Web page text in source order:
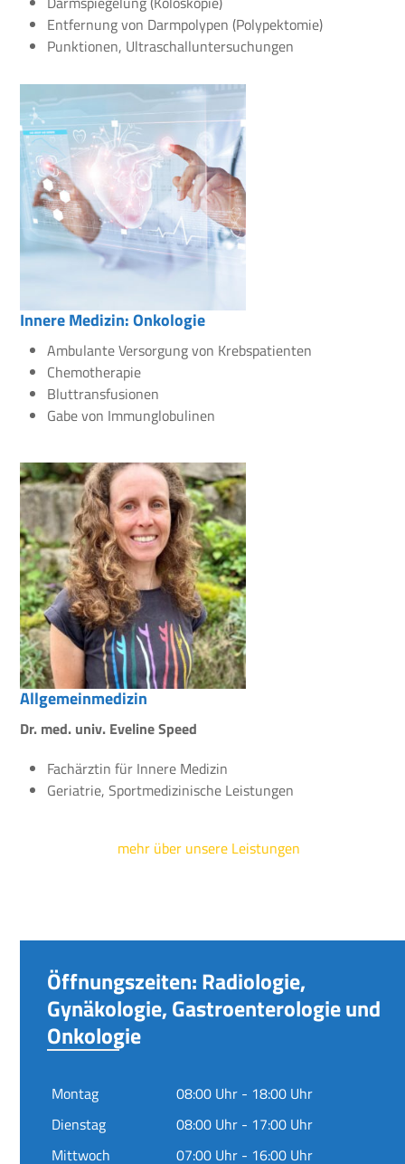
Entfernung von Darmpolypen (Polypektomie)
Punktionen, Ultraschalluntersuchungen
Innere Medizin: Onkologie
Ambulante Versorgung von Krebspatienten
Chemotherapie
Bluttransfusionen
Gabe von Immunglobulinen
Allgemeinmedizin
Dr. med. univ. Eveline Speed
Fachärztin für Innere Medizin
Geriatrie, Sportmedizinische Leistungen
mehr über unsere Leistungen
Öffnungszeiten: Radiologie,
Gynäkologie, Gastroenterologie und
Onkologie
Montag
08:00 Uhr - 18:00 Uhr
Dienstag
08:00 Uhr - 17:00 Uhr
Mittwoch
07:00 Uhr - 16:00 Uhr